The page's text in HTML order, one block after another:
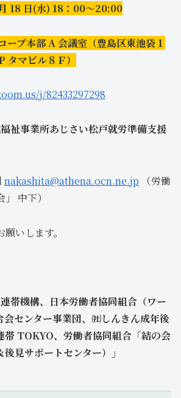
18 日(水) 18：00～20:00
ープ本部 A 会議室（豊島区東池袋１
タマビル８Ｆ）
j/82433297298
祉事業所あじさい松戸就労準備支援
nakashita@athena.ocn.ne.jp （労働
中下）
いします。
帯機構、日本労働者協同組合（ワー
会センター事業団、㈳しんきん成年後
帯 TOKYO、労働者協同組合「結の会
後見サポートセンター）」